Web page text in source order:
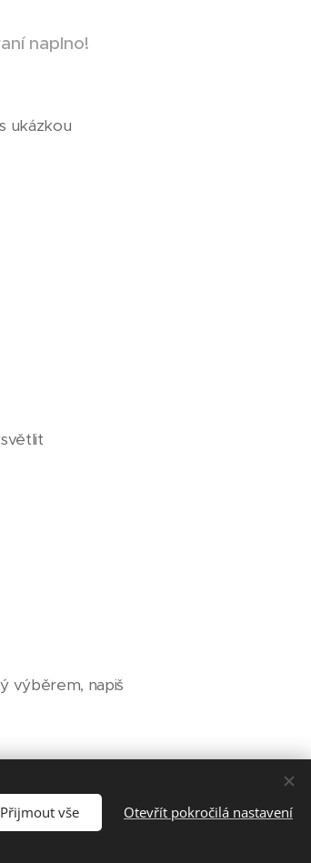
naplno!
ukázkou
výběrem, napiš
vás na to upozorním.
Přijmout vše Otevřít pokročilá nastavení